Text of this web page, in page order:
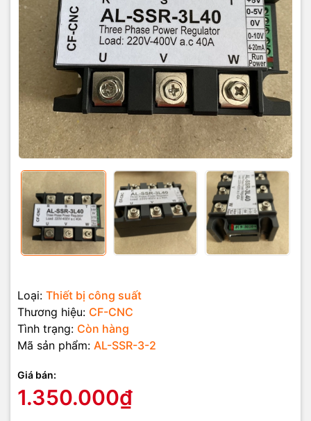
Loại: Thiết bị công suất
Thương hiệu: CF-CNC
Tình trạng: Còn hàng
Mã sản phẩm: AL-SSR-3-2
Giá bán:
1.350.000₫